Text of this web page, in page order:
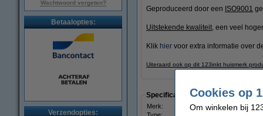
Wachtwoord vergeten?
Betaalopties:
Verzendopties:
Geproduceerd door een ISO9001
Uitstekende kwaliteit, een veel
Klik hier voor extra informatie over
Uiteraard ook op dit 123inkt huismerk
Specificaties
Merk:
Cookies op
Om winkelen bij